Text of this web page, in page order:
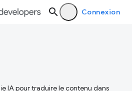
Connexion
IA pour traduire le contenu dans